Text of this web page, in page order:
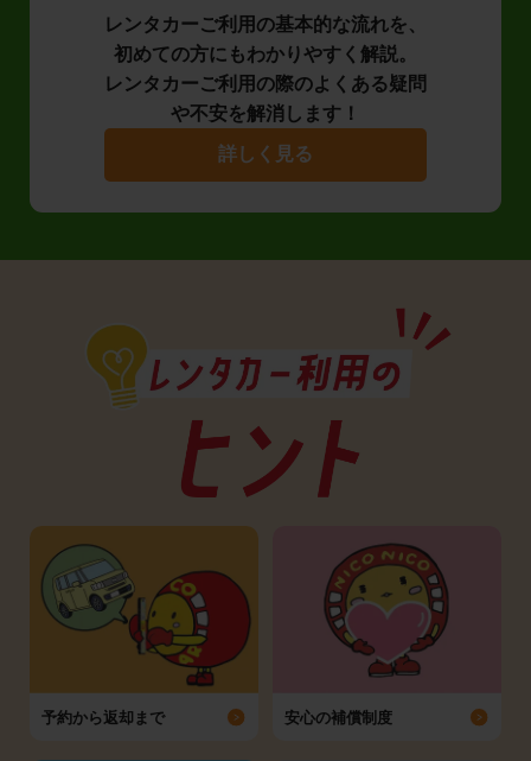
レンタカーご利用の基本的な流れを、
初めての方にもわかりやすく解説。
レンタカーご利用の際のよくある疑問
や不安を解消します！
詳しく見る
予約から返却まで 安心の補償制度